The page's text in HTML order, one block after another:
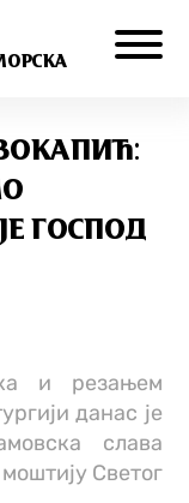
ГОСПОД
и резањем
данас је
слава
Светог